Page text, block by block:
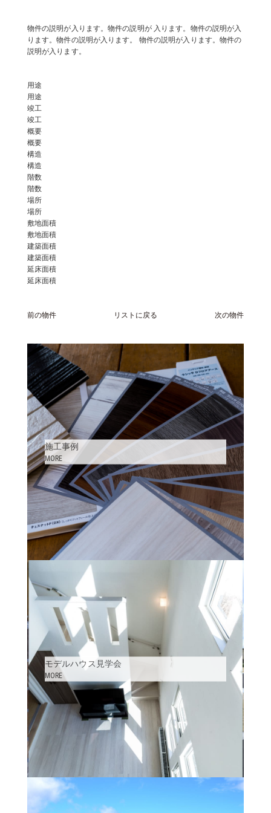
TOP
物件の説明が入ります。物件の説明が 入ります。物件の説明が入
ります。物件の説明が入ります。 物件の説明が入ります。物件の
説明が入ります。
用途
用途
竣工
竣工
概要
概要
構造
構造
階数
階数
場所
場所
敷地面積
敷地面積
建築面積
建築面積
延床面積
延床面積
リストに戻る
前の物件 次の物件
施工事例
MORE
モデルハウス見学会
MORE